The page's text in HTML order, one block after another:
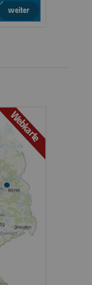
weiter
Webkarte